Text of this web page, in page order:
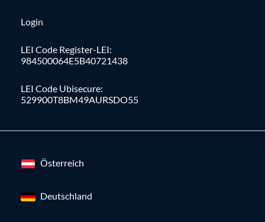
Login
LEI Code Register-LEI:
984500064E5B40721438
LEI Code Ubisecure:
529900T8BM49AURSDO55
Österreich
Deutschland